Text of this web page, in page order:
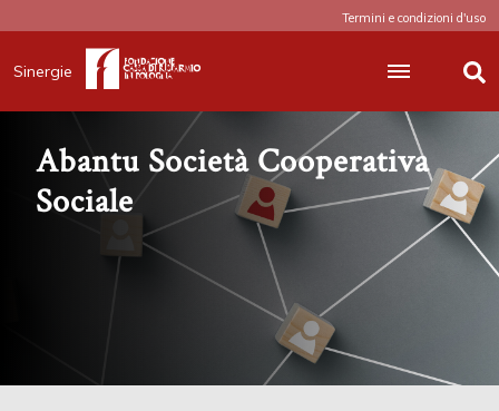
Termini e condizioni d'uso
Sinergie
Abantu Società Cooperativa
Sociale